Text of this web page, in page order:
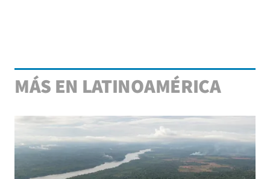
MÁS EN LATINOAMÉRICA